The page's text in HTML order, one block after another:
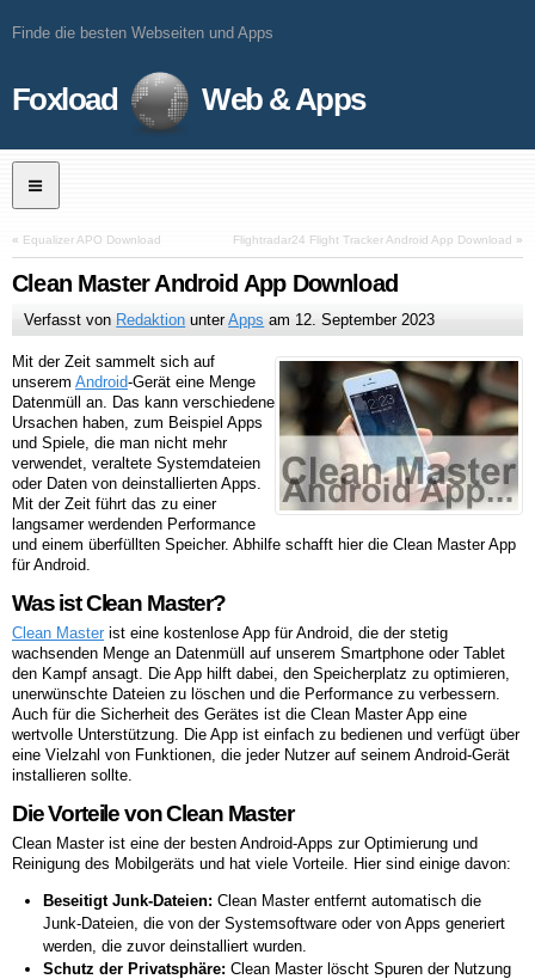
Finde die besten Webseiten und Apps
Foxload Web & Apps
« Equalizer APO Download Flightradar24 Flight Tracker Android App Download »
Clean Master Android App Download
Verfasst von Redaktion unterApps am 12. September 2023
Mit der Zeit sammelt sich auf
unserem Android-Gerät eine Menge
Datenmüll an. Das kann verschiedene
Ursachen haben, zum Beispiel Apps
und Spiele, die man nicht mehr
verwendet, veraltete Systemdateien
oder Daten von deinstallierten Apps.
Mit der Zeit führt das zu einer
langsamer werdenden Performance
und einem überfüllten Speicher. Abhilfe schafft hier die Clean Master App
für Android.
Was ist Clean Master?
Clean Master ist eine kostenlose App für Android, die der stetig
wachsenden Menge an Datenmüll auf unserem Smartphone oder Tablet
den Kampf ansagt. Die App hilft dabei, den Speicherplatz zu optimieren,
unerwünschte Dateien zu löschen und die Performance zu verbessern.
Auch für die Sicherheit des Gerätes ist die Clean Master App eine
wertvolle Unterstützung. Die App ist einfach zu bedienen und verfügt über
eine Vielzahl von Funktionen, die jeder Nutzer auf seinem Android-Gerät
installieren sollte.
Die Vorteile von Clean Master
Clean Master ist eine der besten Android-Apps zur Optimierung und
Reinigung des Mobilgeräts und hat viele Vorteile. Hier sind einige davon:
Beseitigt Junk-Dateien: Clean Master entfernt automatisch die
Junk-Dateien, die von der Systemsoftware oder von Apps generiert
werden, die zuvor deinstalliert wurden.
Schutz der Privatsphäre: Clean Master löscht Spuren der Nutzung